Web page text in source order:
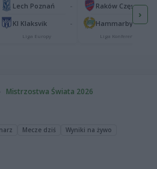
Lech Poznań
KI Klaksvik
Liga Europy
Raków Częstochowa
Hammarby IF
Liga Konferencji
›
Mistrzostwa Świata 2026
Mecze dziś Wyniki na żywo